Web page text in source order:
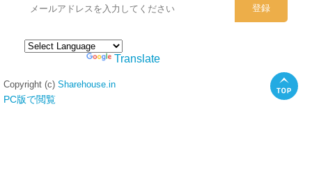
Translate
Copyright (c) Sharehouse.in
PC版で閲覧